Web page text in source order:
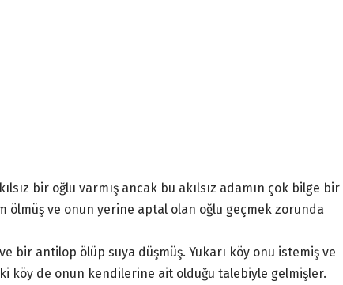
bir oğlu varmış ancak bu akılsız adamın çok bilge bir
ölmüş ve onun yerine aptal olan oğlu geçmek zorunda
bir antilop ölüp suya düşmüş. Yukarı köy onu istemiş ve
köy de onun kendilerine ait olduğu talebiyle gelmişler.